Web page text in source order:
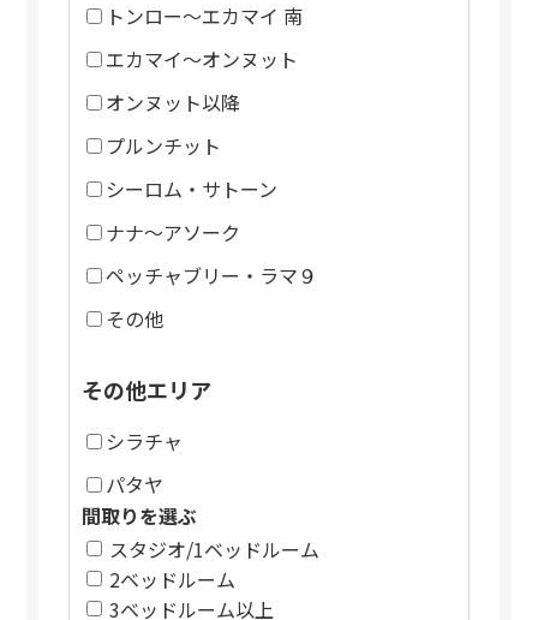
トンロー～エカマイ 南
エカマイ～オンヌット
オンヌット以降
プルンチット
シーロム・サトーン
ナナ～アソーク
ペッチャブリー・ラマ９
その他
その他エリア
シラチャ
パタヤ
間取りを選ぶ
スタジオ/1ベッドルーム
2ベッドルーム
3ベッドルーム以上